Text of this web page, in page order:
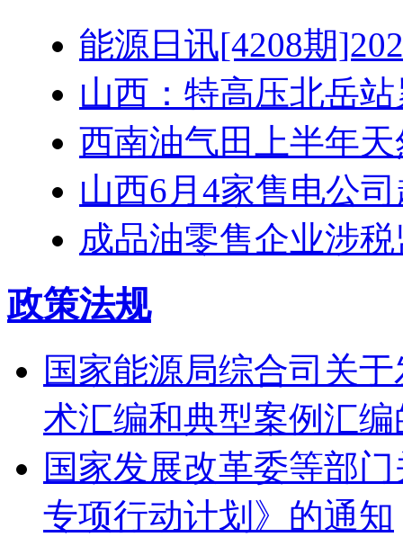
能源日讯[4208期
山西：特高压北岳
西南油气田上半年
山西6月4家售电公
成品油零售企业涉
政策法规
国家能源局综合司关
术汇编和典型案例汇
国家发展改革委等部
专项行动计划》的通知